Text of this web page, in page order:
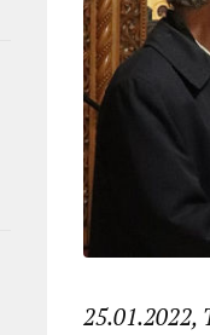
25.01.2022,